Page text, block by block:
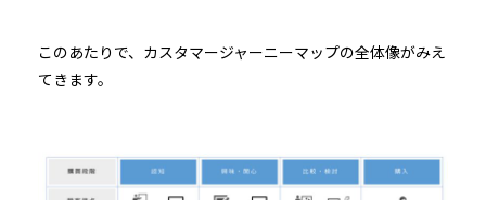
このあたりで、カスタマージャーニーマップの全体像がみえ
てきます。